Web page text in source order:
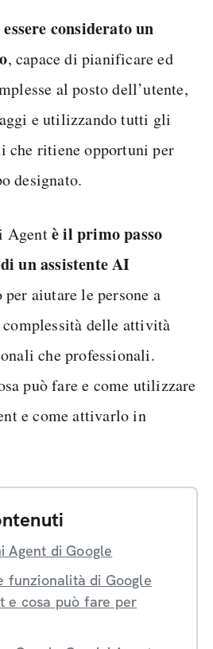
considerato un
, capace di pianificare ed
al posto dell’utente,
e utilizzando tutti gli
che ritiene opportuni per
designato.
Agentè il primo passo
un assistente AI
per aiutare le persone a
complessità delle attività
che professionali.
può fare e come utilizzare
e come attivarlo in
Agent di Google
funzionalità di Google
e cosa può fare per